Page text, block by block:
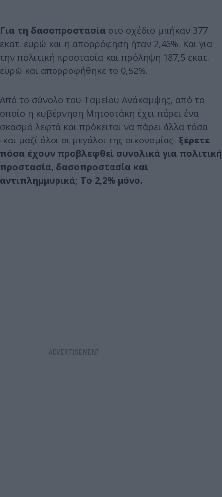
Για τη δασοπροστασία στο σχέδιο μπήκαν 377
εκατ. ευρώ και η απορρόφηση ήταν 2,46%. Και για
την πολιτική προστασία και πρόληψη 187,5 εκατ.
ευρώ και απορροφήθηκε το 0,52%.
Από το σύνολο του Ταμείου Ανάκαμψης, από το
οποίο η κυβέρνηση Μητσοτάκη έχει πάρει ένα
σκασμό λεφτά και πρόκειται να πάρει άλλα τόσα
-και μαζί όλοι οι μεγάλοι της οικονομίας- ξέρετε
πόσα έχουν προβλεφθεί συνολικά για πολιτική
προστασία, δασοπροστασία και
αντιπλημμυρικά; Το 2,2% μόνο.